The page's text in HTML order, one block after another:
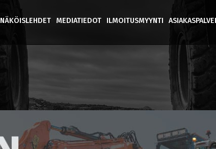
NÄKÖISLEHDET MEDIATIEDOT ILMOITUSMYYNTI